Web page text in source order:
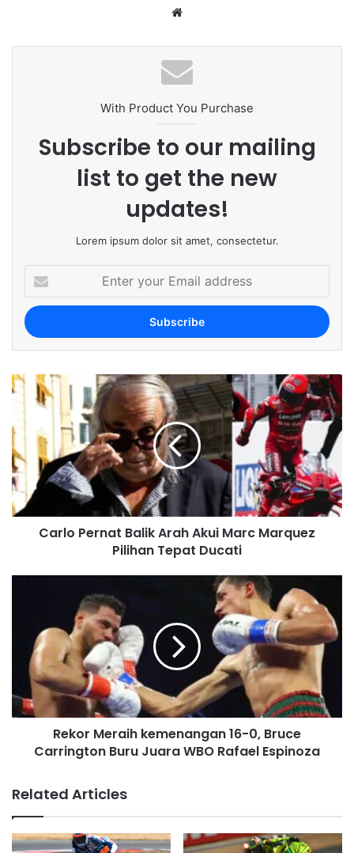
te
With Product You Purchase
Subscribe to our mailing
list to get the new
updates!
Lorem ipsum dolor sit amet, consectetur.
e
o
a
l
a
e
Carlo Pernat Balik Arah Akui Marc Marquez
Pilihan Tepat Ducati
Rekor Meraih kemenangan 16-0, Bruce
Carrington Buru Juara WBO Rafael Espinoza
Related Articles